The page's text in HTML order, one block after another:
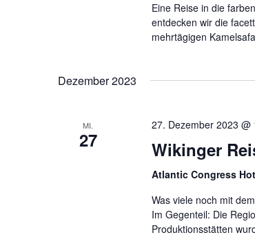
Eine Reise in die
entdecken wir die
mehrtägigen
Dezember 2023
MI.
27
27. Dezember 2023 @
Wikinger
Atlantic Congress
Was viele noch mit
Im Gegenteil: Die
Produktionsstätten